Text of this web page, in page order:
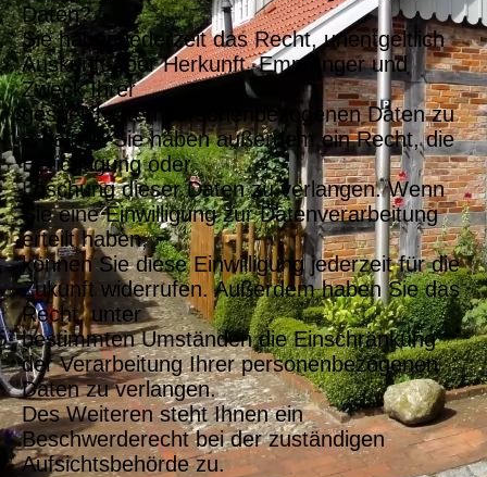
Daten?
Sie haben jederzeit das Recht, unentgeltlich
Auskunft über Herkunft, Empfänger und
Zweck Ihrer
gespeicherten personenbezogenen Daten zu
erhalten. Sie haben außerdem ein Recht, die
Berichtigung oder
Löschung dieser Daten zu verlangen. Wenn
Sie eine Einwilligung zur Datenverarbeitung
erteilt haben,
können Sie diese Einwilligung jederzeit für die
Zukunft widerrufen. Außerdem haben Sie das
Recht, unter
bestimmten Umständen die Einschränkung
der Verarbeitung Ihrer personenbezogenen
Daten zu verlangen.
Des Weiteren steht Ihnen ein
Beschwerderecht bei der zuständigen
Aufsichtsbehörde zu.